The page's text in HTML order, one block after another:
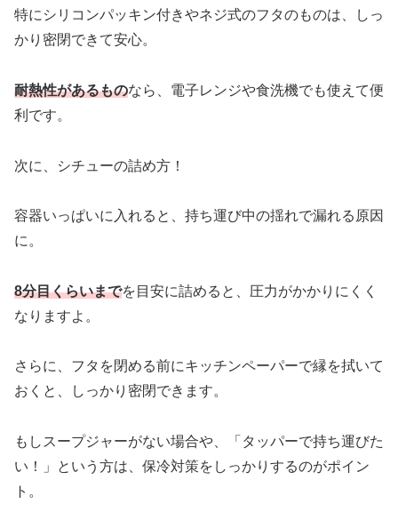
特にシリコンパッキン付きやネジ式のフタのものは、しっ
かり密閉できて安心。
耐熱性があるものなら、電子レンジや食洗機でも使えて便
利です。
次に、シチューの詰め方！
容器いっぱいに入れると、持ち運び中の揺れで漏れる原因
に。
8分目くらいまでを目安に詰めると、圧力がかかりにくく
なりますよ。
さらに、フタを閉める前にキッチンペーパーで縁を拭いて
おくと、しっかり密閉できます。
もしスープジャーがない場合や、「タッパーで持ち運びた
い！」という方は、保冷対策をしっかりするのがポイン
ト。